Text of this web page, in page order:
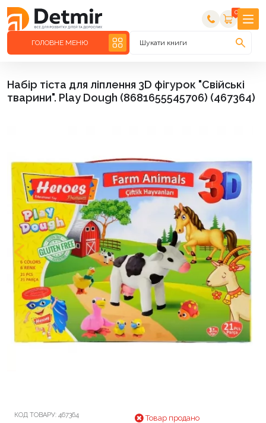
0
ГОЛОВНЕ МЕНЮ Шукати книги
Набір тіста для ліплення 3D фігурок "Свійські
тварини". Play Dough (8681655545706) (467364)
КОД ТОВАРУ: 467364 Товар продано